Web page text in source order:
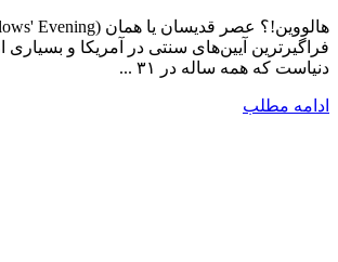
فراگیرترین آیین‌های سنتی در آمریکا و
دنیاست که همه ساله در ۳۱ ...
ادامه مطلب